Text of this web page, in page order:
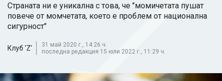
Страната ни е уникална с това, че "момичетата пушат
повече от момчетата, което е проблем от национална
сигурност"
Клуб 'Z'
31 май 2020 г., 14:26 ч.
последна редакция 15 юли 2022 г., 11:29 ч.